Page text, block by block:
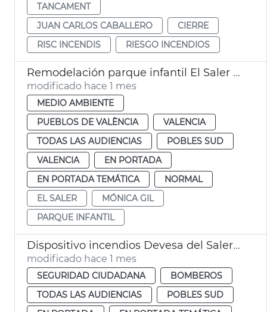
TANCAMENT
JUAN CARLOS CABALLERO
CIERRE
RISC INCENDIS
RIESGO INCENDIOS
Remodelación parque infantil El Saler València
modificado hace 1 mes
MEDIO AMBIENTE
PUEBLOS DE VALÈNCIA
VALENCIA
TODAS LAS AUDIENCIAS
POBLES SUD
VALENCIA
EN PORTADA
EN PORTADA TEMÁTICA
NORMAL
EL SALER
MÓNICA GIL
PARQUE INFANTIL
Dispositivo incendios Devesa del Saler València
modificado hace 1 mes
SEGURIDAD CIUDADANA
BOMBEROS
TODAS LAS AUDIENCIAS
POBLES SUD